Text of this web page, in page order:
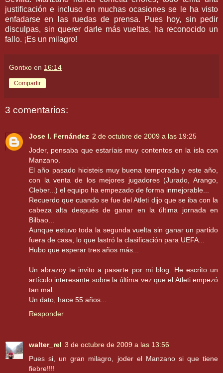
justificación e incluso en muchas ocasiones se le ha visto
enfadarse en las ruedas de prensa. Pues hoy, sin pedir
disculpas, sin querer darle más vueltas, ha reconocido un
fallo. ¡Es un milagro!
Gontxo en 16:14
Compartir
3 comentarios:
Jose I. Fernández 2 de octubre de 2009 a las 19:25
Joder, pensaba que estaríais muy contentos en la isla con
Manzano.
El año pasado hicisteis muy buena temporada y este año,
con la venta de los mejores jugadores (Jurado, Arango,
Cleber...) el equipo ha empezado de forma inmejorable...
Recuerdo que cuando se fue del Atleti dijo que se iba con la
cabeza alta después de ganar en la última jornada en
Bilbao...
Aunque estuvo toda la segunda vuelta sin ganar un partido
fuera de casa, lo que lastró la clasificación para UEFA...
Hubo que esperar tres años más...
Un abrazoy te invito a pasarte por mi blog. He escrito un
artículo interesante sobre la última vez que el Atleti empezó
tan mal.
Un dato, hace 55 años...
Responder
walter_rel 3 de octubre de 2009 a las 13:56
Pues si, un gran milagro, joder el Manzano si que tiene
fiebre!!!!